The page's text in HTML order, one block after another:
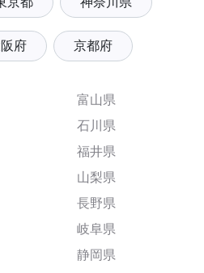
府 京都府
富山県
石川県
福井県
山梨県
長野県
岐阜県
静岡県